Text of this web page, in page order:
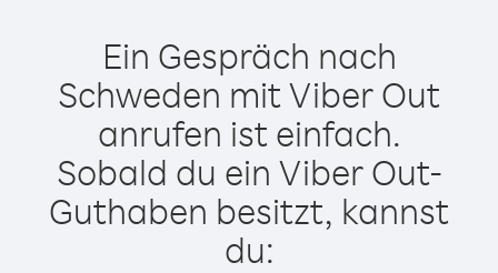
Ein Gespräch nach
Schweden mit Viber Out
anrufen ist einfach.
Sobald du ein Viber Out-
Guthaben besitzt, kannst
du: